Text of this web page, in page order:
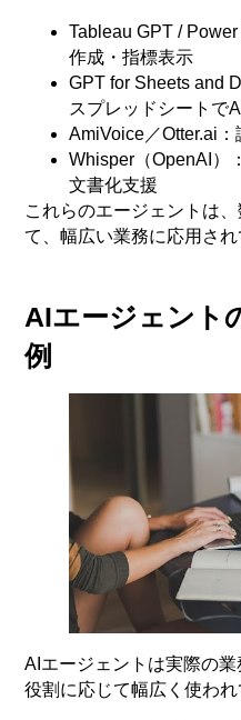
Tableau GPT /
作成・指標表示
GPT for Sheets and
スプレッドシートで
AmiVoice／Otter.ai
Whisper（OpenAI）
文書化支援
これらのエージェントは
て、幅広い業務に応用され
AIエージェント
例
AIエージェントは実際の
役割に応じて幅広く使われ